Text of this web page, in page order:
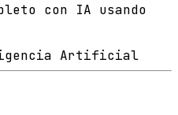
con IA usando
Artificial